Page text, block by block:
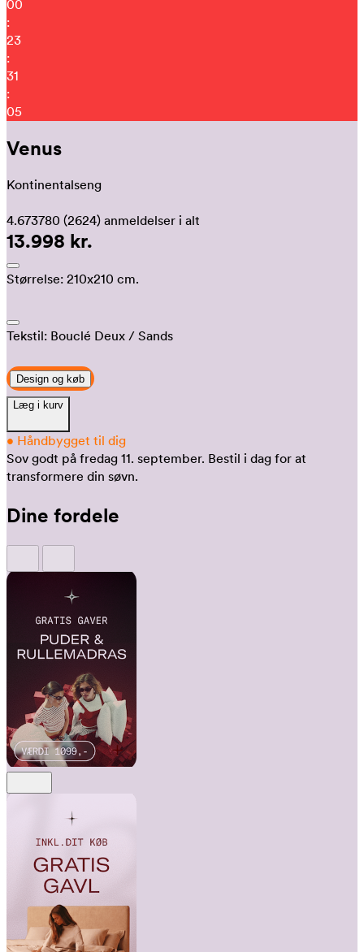
00
:
23
:
30
:
56
Venus
Kontinentalseng
4.673780 (2624) anmeldelser i alt
13.998 kr.
Størrelse: 210x210 cm.
Tekstil: Bouclé Deux / Sands
Design og køb
Læg i kurv
• Håndbygget til dig
Sov godt på fredag 11. september. Bestil i dag for at
transformere din søvn.
Dine fordele